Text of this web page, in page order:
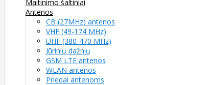
Maitinimo šaltiniai
Antenos
CB (27MHz) antenos
VHF (49-174 MHz)
UHF (380-470 MHz)
Jūrinių dažnių
GSM LTE antenos
WLAN antenos
Priedai antenoms